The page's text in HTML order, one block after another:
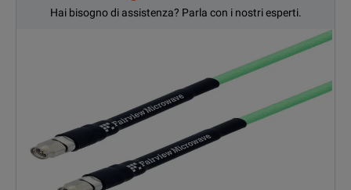
Hai bisogno di assistenza? Parla con i nostri esperti.